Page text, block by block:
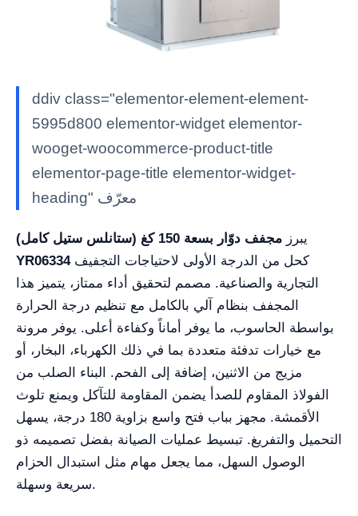
ddiv class="elementor-element-element-
5995d800 elementor-widget elementor-
wooget-woocommerce-product-title
elementor-page-title elementor-widget-
heading" معرّف
يبرز
مجفف دوّار بسعة 150 كغ (ستانلس ستيل كامل)
YR06334كحل من الدرجة الأولى لاحتياجات التجفيف
التجارية والصناعية. مصمم لتحقيق أداء ممتاز، يتميز هذا
المجفف بنظام آلي بالكامل مع تنظيم درجة الحرارة
بواسطة الحاسوب، ما يوفر أماناً وكفاءة أعلى. يوفر مرونة
مع خيارات تدفئة متعددة بما في ذلك الكهرباء، البخار، أو
مزيج من الاثنين، إضافة إلى الفحم. البناء الصلب من
الفولاذ المقاوم للصدأ يضمن المقاومة للتآكل ويمنع تلوث
الأقمشة. مجهز بباب فتح واسع بزاوية 180 درجة، يسهل
التحميل والتفريغ. تبسيط عمليات الصيانة بفضل تصميمه ذو
الوصول السهل، مما يجعل مهام مثل استبدال الحزام
سريعة وسهلة.